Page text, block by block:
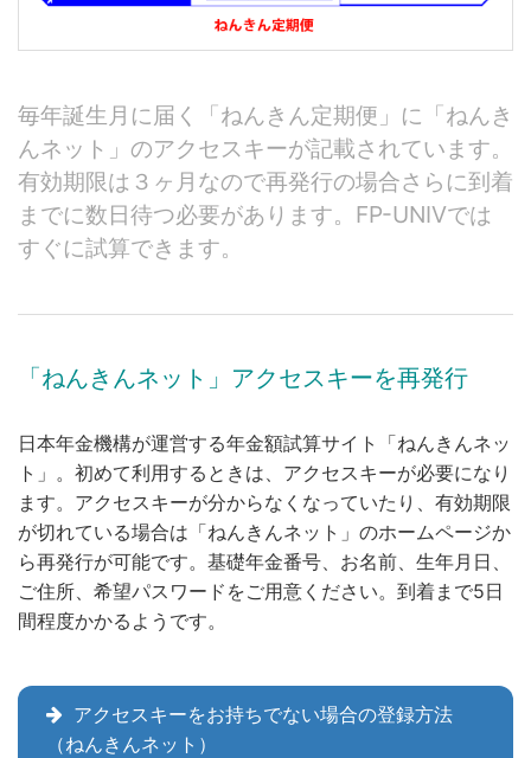
毎年誕生月に届く「ねんきん定期便」に「ねんき
んネット」のアクセスキーが記載されています。
有効期限は３ヶ月なので再発行の場合さらに到着
までに数日待つ必要があります。FP-UNIVでは
すぐに試算できます。
「ねんきんネット」アクセスキーを再発行
日本年金機構が運営する年金額試算サイト「ねんきんネッ
ト」。初めて利用するときは、アクセスキーが必要になり
ます。アクセスキーが分からなくなっていたり、有効期限
が切れている場合は「ねんきんネット」のホームページか
ら再発行が可能です。基礎年金番号、お名前、生年月日、
ご住所、希望パスワードをご用意ください。到着まで5日
間程度かかるようです。
アクセスキーをお持ちでない場合の登録方法
（ねんきんネット）